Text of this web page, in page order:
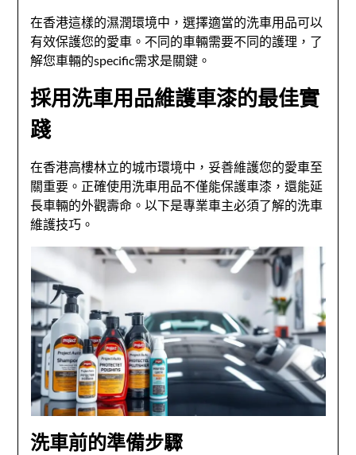
在香港這樣的濕潤環境中，選擇適當的洗車用品可以
有效保護您的愛車。不同的車輛需要不同的護理，了
解您車輛的specific需求是關鍵。
採用洗車用品維護車漆的最佳實
踐
在香港高樓林立的城市環境中，妥善維護您的愛車至
關重要。正確使用洗車用品不僅能保護車漆，還能延
長車輛的外觀壽命。以下是專業車主必須了解的洗車
維護技巧。
洗車前的準備步驟